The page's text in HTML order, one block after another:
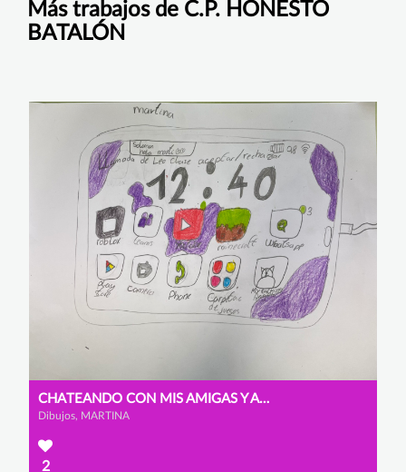
Más trabajos de C.P. HONESTO
BATALÓN
CHATEANDO CON MIS AMIGAS Y AMIGOS
Dibujos, MARTINA
2